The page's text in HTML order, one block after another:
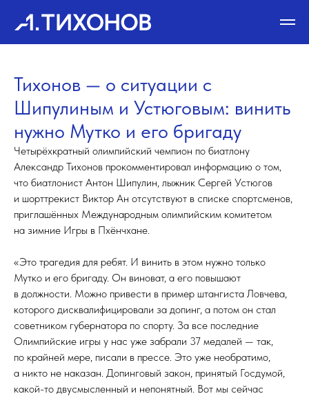
Тихонов — о ситуации с
Шипулиным и Устюговым: винить
нужно Мутко и его бригаду
Четырёхкратный олимпийский чемпион по биатлону
Александр Тихонов прокомментировал информацию о том,
что биатлонист Антон Шипулин, лыжник Сергей Устюгов
и шорттрекист Виктор Ан отсутствуют в списке спортсменов,
приглашённых Международным олимпийским комитетом
на зимние Игры в Пхёнчхане.
«Это трагедия для ребят. И винить в этом нужно только
Мутко и его бригаду. Он виноват, а его повышают
в должности. Можно привести в пример штангиста Ловчева,
которого дисквалифицировали за допинг, а потом он стал
советником губернатора по спорту. За все последние
Олимпийские игры у нас уже забрали 37 медалей — так,
по крайней мере, писали в прессе. Это уже необратимо,
а никто не наказан. Допинговый закон, принятый Госдумой,
какой-то двусмысленный и непонятный. Вот мы сейчас